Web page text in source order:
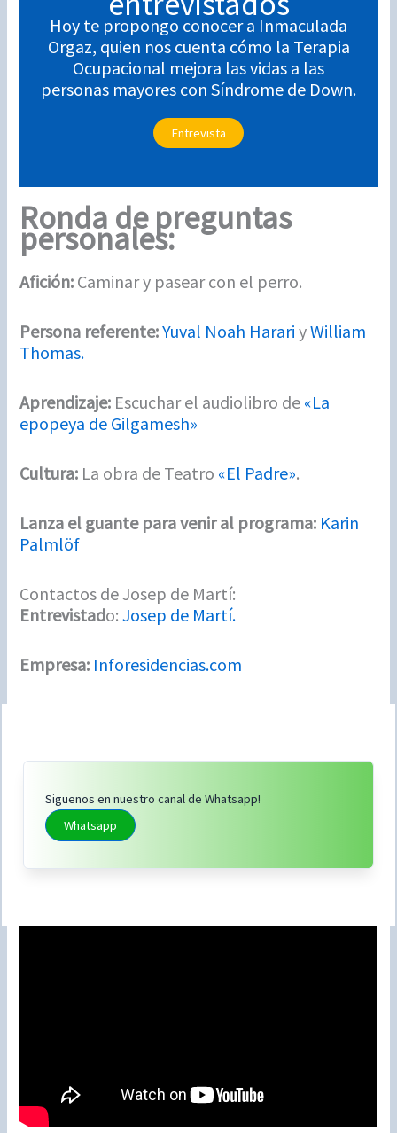
Hoy te propongo conocer a Inmaculada
Orgaz, quien nos cuenta cómo la Terapia
Ocupacional mejora las vidas a las
personas mayores con Síndrome de Down.
Entrevista
Ronda de preguntas
personales:
Afición: Caminar y pasear con el perro.
Persona referente:Yuval Noah Harari yWilliam
Thomas.
Aprendizaje: Escuchar el audiolibro de «La
epopeya de Gilgamesh»
Cultura: La obra de Teatro «El Padre».
Lanza el guante para venir al programa: Karin
Palmlöf
Contactos de Josep de Martí:
Entrevistado:Josep de Martí.
Empresa: Inforesidencias.com
Siguenos en nuestro canal de Whatsapp!
Whatsapp